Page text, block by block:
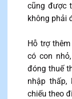
cũng được
không phải
Hỗ trợ
có con
đóng thuế
nhập thấp,
chiếu theo